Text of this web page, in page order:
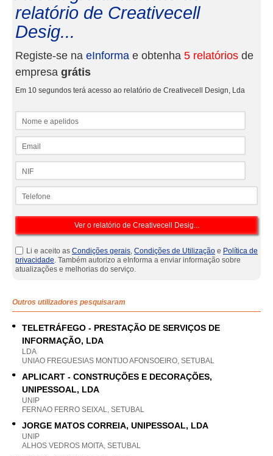
relatório de Creativecell
Desig...
Registe-se na eInforma e obtenha 5 relatórios de
empresa grátis
Em 10 segundos terá acesso ao relatório de Creativecell Design, Lda
Li e aceito as Condições gerais, Condições de Utilização e Política de
privacidade. Também autorizo a eInforma a enviar informação sobre
atualizações e melhorias do serviço.
Outros utilizadores pesquisaram
TELETRÁFEGO - PRESTAÇÃO DE SERVIÇOS DE
INFORMAÇÃO, LDA
LDA
UNIAO FREGUESIAS MONTIJO AFONSOEIRO, SETUBAL
APLICART - CONSTRUÇÕES E DECORAÇÕES,
UNIPESSOAL, LDA
UNIP
FERNAO FERRO SEIXAL, SETUBAL
JORGE MATOS CORREIA, UNIPESSOAL, LDA
UNIP
ALHOS VEDROS MOITA, SETUBAL